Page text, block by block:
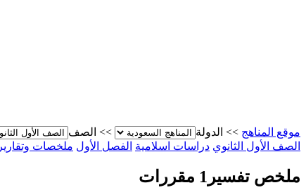
موقع المناهج >> الدولة >> الصف
الصف الأول الثانوي دراسات اسلامية الفصل الأول ملخصات وتقارير
ملخص تفسير1 مقررات